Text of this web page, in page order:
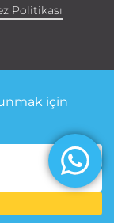
Politikası